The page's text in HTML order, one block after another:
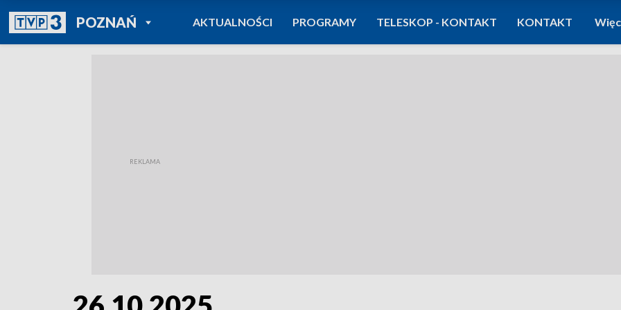
POZNAŃPOWRÓT DO
TVP REGIONY
AKTUALNOŚCI PROGRAMY TELESKOP - KONTAKT KONTAKT